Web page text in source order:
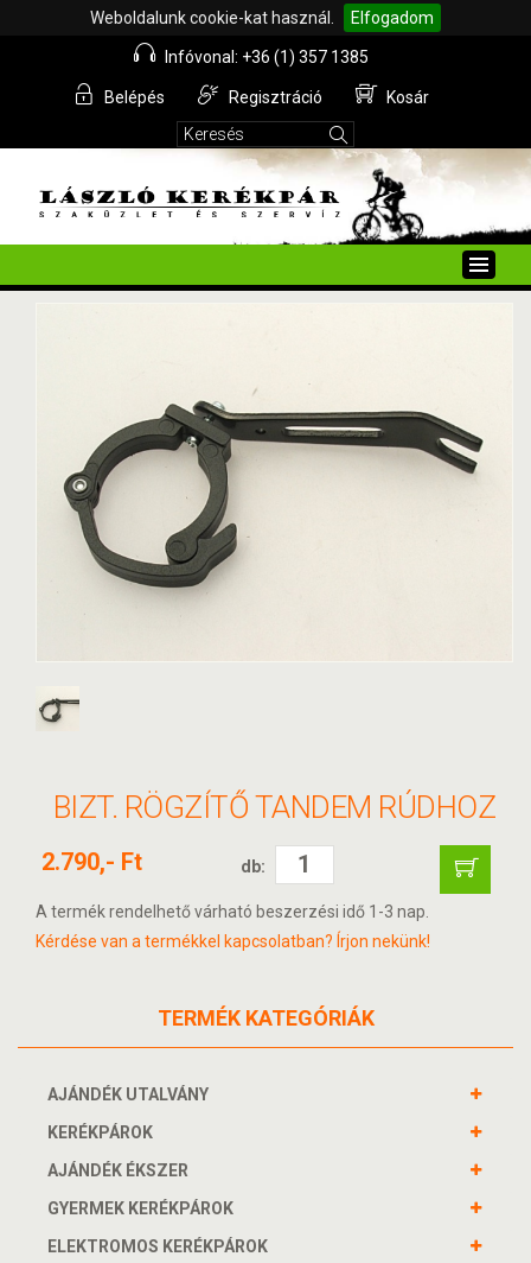
Weboldalunk cookie-kat használ. Elfogadom
Infóvonal: +36 (1) 357 1385
Belépés Regisztráció Kosár
Toggle
BIZT. RÖGZÍTŐ TANDEM RÚDHOZ
2.790,- Ft db:
A termék rendelhető várható beszerzési idő 1-3 nap.
Kérdése van a termékkel kapcsolatban? Írjon nekünk!
TERMÉK KATEGÓRIÁK
AJÁNDÉK UTALVÁNY
KERÉKPÁROK
AJÁNDÉK ÉKSZER
GYERMEK KERÉKPÁROK
ELEKTROMOS KERÉKPÁROK